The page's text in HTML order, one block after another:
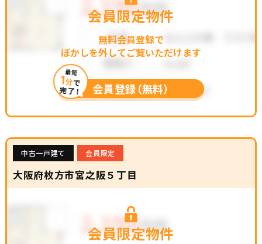
会員限定物件
無料会員登録で
ぼかしを外してご覧いただけます
最短
1分で
完了！ 会員登録（無料）
中古一戸建て 会員限定
大阪府枚方市宮之阪５丁目
会員限定物件